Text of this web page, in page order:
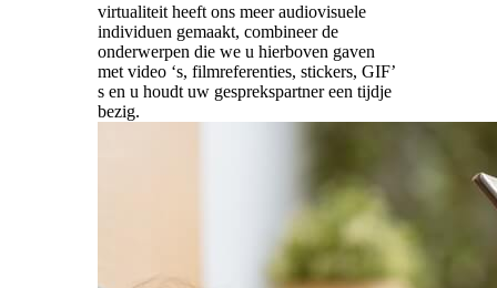
virtualiteit heeft ons meer audiovisuele
individuen gemaakt, combineer de
onderwerpen die we u hierboven gaven
met video ‘s, filmreferenties, stickers, GIF’
s en u houdt uw gesprekspartner een tijdje
bezig.